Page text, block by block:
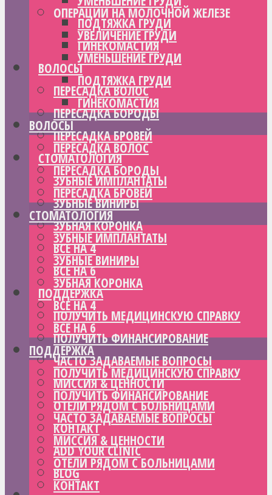
ПОДТЯЖКА ГРУДИ
ГИНЕКОМАСТИЯ
ВОЛОСЫ
ПЕРЕСАДКА ВОЛОС
ПЕРЕСАДКА БОРОДЫ
ПЕРЕСАДКА БРОВЕЙ
СТОМАТОЛОГИЯ
ЗУБНЫЕ ИМПЛАНТАТЫ
ЗУБНЫЕ ВИНИРЫ
ЗУБНАЯ КОРОНКА
ВСЕ НА 4
ВСЕ НА 6
ПОДДЕРЖКА
ПОЛУЧИТЬ МЕДИЦИНСКУЮ СПРАВКУ
ПОЛУЧИТЬ ФИНАНСИРОВАНИЕ
ЧАСТО ЗАДАВАЕМЫЕ ВОПРОСЫ
МИССИЯ & ЦЕННОСТИ
ОТЕЛИ РЯДОМ С БОЛЬНИЦАМИ
КОНТАКТ
ADD YOUR CLINIC
BLOG
ОПЕРАЦИИ НА МОЛОЧНОЙ ЖЕЛЕЗЕ
УВЕЛИЧЕНИЕ ГРУДИ
УМЕНЬШЕНИЕ ГРУДИ
ПОДТЯЖКА ГРУДИ
ГИНЕКОМАСТИЯ
ВОЛОСЫ
ПЕРЕСАДКА ВОЛОС
ПЕРЕСАДКА БОРОДЫ
ПЕРЕСАДКА БРОВЕЙ
СТОМАТОЛОГИЯ
ЗУБНЫЕ ИМПЛАНТАТЫ
ЗУБНЫЕ ВИНИРЫ
ЗУБНАЯ КОРОНКА
ВСЕ НА 4
ВСЕ НА 6
ПОДДЕРЖКА
ПОЛУЧИТЬ МЕДИЦИНСКУЮ СПРАВКУ
ПОЛУЧИТЬ ФИНАНСИРОВАНИЕ
ЧАСТО ЗАДАВАЕМЫЕ ВОПРОСЫ
МИССИЯ & ЦЕННОСТИ
ОТЕЛИ РЯДОМ С БОЛЬНИЦАМИ
КОНТАКТ